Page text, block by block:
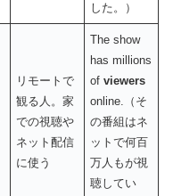
した。）
リモートで
観る人。家
での視聴や
ネット配信
に使う
The show
has millions
ofviewers
online.（そ
の番組はネ
ットで何百
万人もが視
聴してい